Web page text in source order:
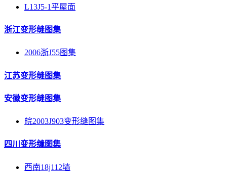
L13J5-1平屋面
浙江变形缝图集
2006浙J55图集
江苏变形缝图集
安徽变形缝图集
皖2003J903变形缝图集
四川变形缝图集
西南18j112墙